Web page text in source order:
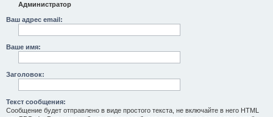
Администратор
Ваш адрес email:
Ваше имя:
Заголовок:
Текст сообщения:
Сообщение будет отправлено в виде простого текста, не включайте в него HTML